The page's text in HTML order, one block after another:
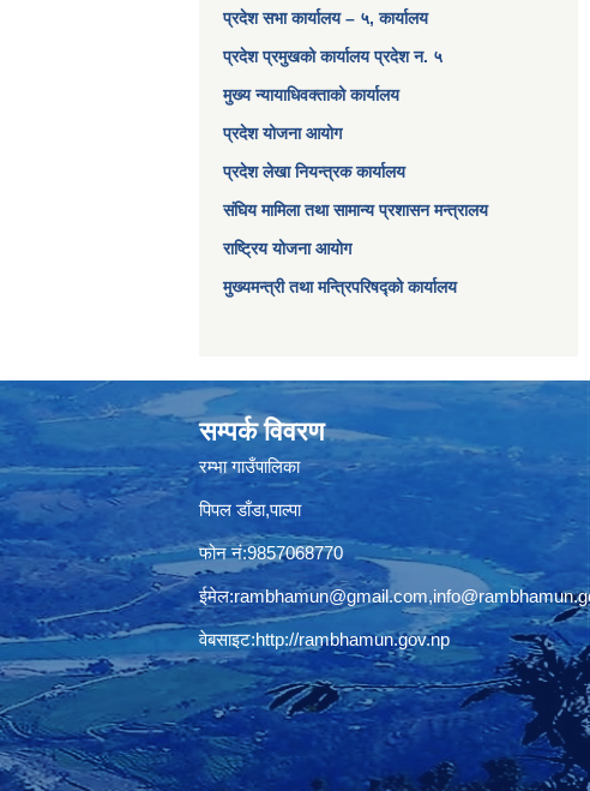
प्रदेश सभा कार्यालय – ५, कार्यालय
प्रदेश प्रमुखको कार्यालय प्रदेश न. ५
मुख्य न्यायाधिवक्ताको कार्यालय
प्रदेश योजना आयोग
प्रदेश लेखा नियन्त्रक कार्यालय
संघिय मामिला तथा सामान्य प्रशासन मन्त्रालय
राष्ट्रिय योजना आयोग
मुख्यमन्त्री तथा मन्त्रिपरिषद्को कार्यालय
सम्पर्क विवरण
रम्भा गाउँपालिका
पिपल डाँडा,पाल्पा
फोन नं:9857068770
ईमेल:rambhamun@gmail.com,
वेबसाइट:http://rambhamun.gov.np